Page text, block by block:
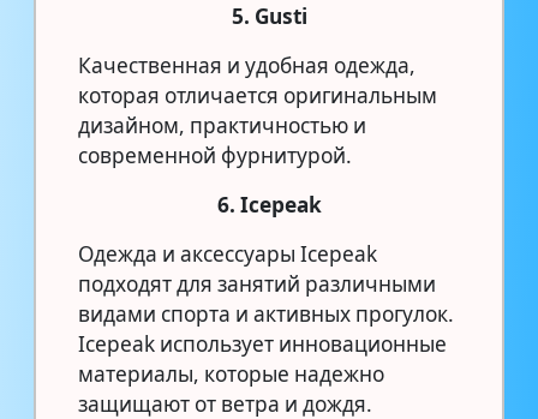
5. Gusti
Качественная и удобная одежда,
которая отличается оригинальным
дизайном, практичностью и
современной фурнитурой.
6. Icepeak
Одежда и аксессуары Icepeak
подходят для занятий различными
видами спорта и активных прогулок.
Icepeak использует инновационные
материалы, которые надежно
защищают от ветра и дождя.